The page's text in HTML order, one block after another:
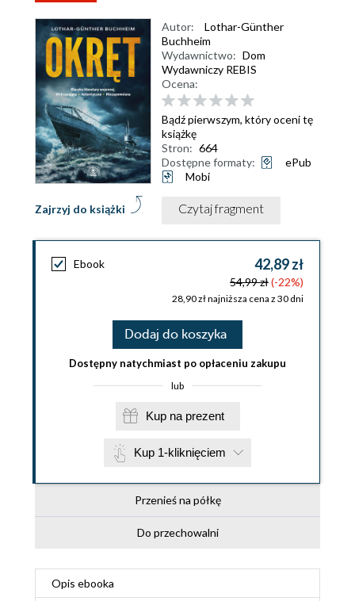
Zajrzyj do książki
Autor:
Lothar-Günther
Buchheim
Wydawnictwo: Dom
Wydawniczy REBIS
Ocena:
Bądź pierwszym, który oceni tę
książkę
Stron: 664
Dostępne formaty:
ePub
Mobi
Czytaj fragment
Ebook 42,89 zł
54,99 zł(-22%)
28,90 zł najniższa cena z 30 dni
Dodaj do koszyka
Dostępny natychmiast po opłaceniu zakupu
lub
Kup na prezent
Kup 1-kliknięciem
Przenieś na półkę
Do przechowalni
Opis ebooka